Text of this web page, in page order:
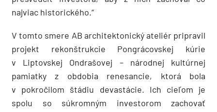
najviac historického.“
V tomto smere AB architektonický ateliér pripravil
projekt rekonštrukcie Pongrácovskej kúrie
v Liptovskej Ondrašovej – národnej kultúrnej
pamiatky z obdobia renesancie, ktorá bola
v pokročilom štádiu devastácie. Ich cieľom je
spolu so súkromným investorom zachovať